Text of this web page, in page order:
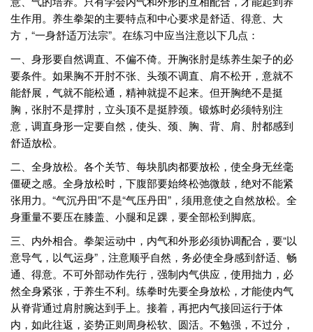
生作用。养生拳架的主要特点和中心要求是舒适、得意、大
方，“一身舒适万法宗”。在练习中应当注意以下几点：
一、身形要自然调直、不偏不倚。开胸张肘是练养生架子的必
要条件。如果胸不开肘不张、头颈不调直、肩不松开，意就不
能舒展，气就不能松通，精神就提不起来。但开胸绝不是挺
胸，张肘不是撑肘，立头顶不是挺脖颈。锻炼时必须特别注
意，调直身形一定要自然，使头、颈、胸、背、肩、肘都感到
舒适放松。
二、全身放松。各个关节、每块肌肉都要放松，使全身无丝毫
僵硬之感。全身放松时，下腹部要始终松弛微鼓，绝对不能紧
张用力。“气沉丹田”不是“气压丹田”，须用意使之自然放松。全
身重量不要压在膝盖、小腿和足踝，要全部松到脚底。
三、内外相合。拳架运动中，内气和外形必须协调配合，要“以
意导气，以气运身”，注意顺乎自然，务必使全身感到舒适、畅
通、得意。不可外部动作先行，强制内气供应，使用拙力，必
然全身紧张，于养生不利。练拳时先要全身放松，才能使内气
从脊背通过肩肘腕达到手上。接着，再把内气接回运行于体
内，如此往返，姿势正则周身松软、圆活。不勉强，不过分，